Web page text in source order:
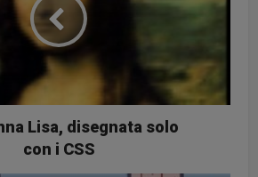
Lisa, disegnata solo
con i CSS